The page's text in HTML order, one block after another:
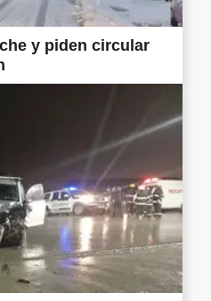
y piden circular